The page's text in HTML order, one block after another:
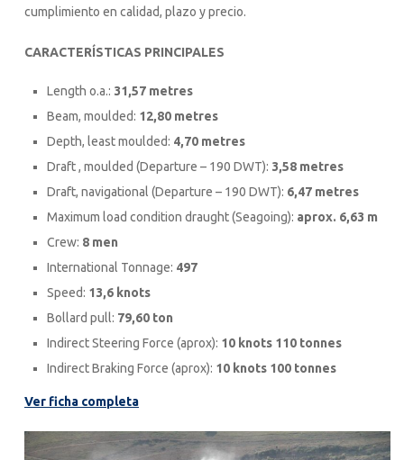
cumplimiento en calidad, plazo y precio.
CARACTERÍSTICAS PRINCIPALES
Length o.a.: 31,57 metres
Beam, moulded: 12,80 metres
Depth, least moulded: 4,70 metres
Draft , moulded (Departure – 190 DWT): 3,58 metres
Draft, navigational (Departure – 190 DWT): 6,47 metres
Maximum load condition draught (Seagoing): aprox. 6,63 m
Crew: 8 men
International Tonnage: 497
Speed: 13,6 knots
Bollard pull: 79,60 ton
Indirect Steering Force (aprox): 10 knots 110 tonnes
Indirect Braking Force (aprox): 10 knots 100 tonnes
Ver ficha completa